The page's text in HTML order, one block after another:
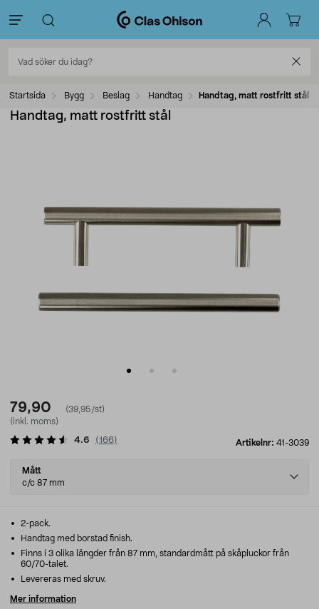
Startsida Bygg Beslag Handtag Handtag, matt rostfritt stål
Handtag, matt rostfritt stål
79,90
(39,95/st)
(inkl. moms)
Artikelnr: 41-3039
4.6 (166)
Select
variant
Mått
c/c 87 mm
2-pack.
Handtag med borstad finish.
Finns i 3 olika längder från 87 mm, standardmått på skåpluckor från
60/70-talet.
Levereras med skruv.
Mer information